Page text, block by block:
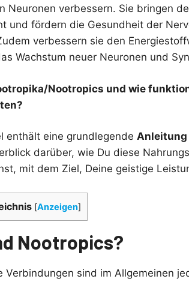
Neuronen verbessern. Sie bringen
und fördern die Gesundheit der
verbessern sie den
Wachstum neuer Neuronen und
Nootropics und wie
enthält eine grundlegende Anleitung
darüber, wie Du diese
mit dem Ziel, Deine geistige
[Anzeigen]
Nootropics?
Verbindungen sind im Allgemeinen